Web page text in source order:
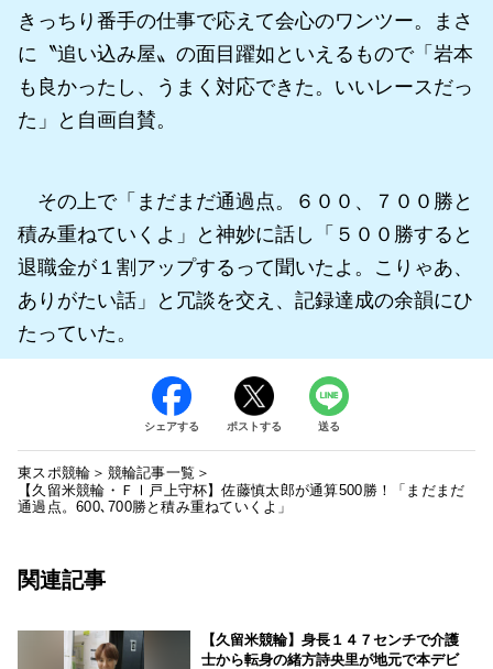
きっちり番手の仕事で応えて会心のワンツー。まさ
に〝追い込み屋〟の面目躍如といえるもので「岩本
も良かったし、うまく対応できた。いいレースだっ
た」と自画自賛。
その上で「まだまだ通過点。６００、７００勝と
積み重ねていくよ」と神妙に話し「５００勝すると
退職金が１割アップするって聞いたよ。こりゃあ、
ありがたい話」と冗談を交え、記録達成の余韻にひ
たっていた。
シェアする ポストする 送る
東スポ競輪
競輪記事一覧
【久留米競輪・ＦⅠ戸上守杯】佐藤慎太郎が通算500勝！「まだまだ
通過点。600､700勝と積み重ねていくよ」
関連記事
【久留米競輪】身長１４７センチで介護
士から転身の緒方詩央里が地元で本デビ